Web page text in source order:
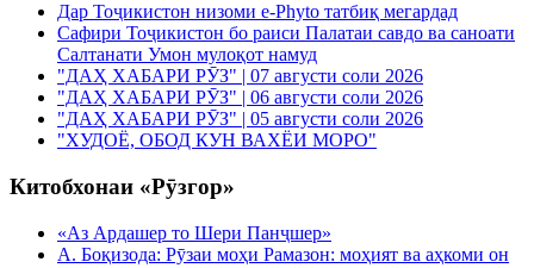
Дар Тоҷикистон низоми e-Phyto татбиқ мегардад
Сафири Тоҷикистон бо раиси Палатаи савдо ва саноати
Салтанати Умон мулоқот намуд
"ДАҲ ХАБАРИ РӮЗ" | 07 августи соли 2026
"ДАҲ ХАБАРИ РӮЗ" | 06 августи соли 2026
"ДАҲ ХАБАРИ РӮЗ" | 05 августи соли 2026
"ХУДОЁ, ОБОД КУН ВАХЁИ МОРО"
Китобхонаи «Рӯзгор»
«Аз Ардашер то Шери Панҷшер»
А. Боқизода: Рӯзаи моҳи Рамазон: моҳият ва аҳкоми он